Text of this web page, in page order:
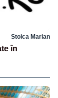
Stoica Marian
în